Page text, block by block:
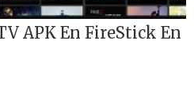
APK En FireStick En